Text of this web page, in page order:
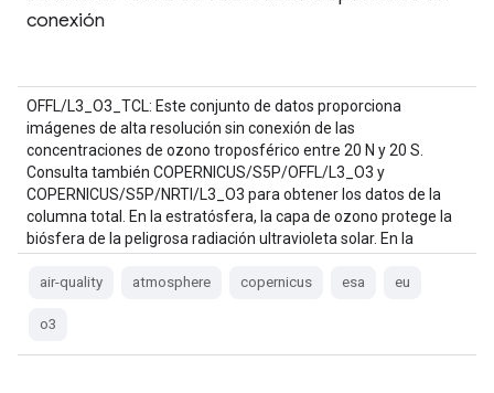
conexión
OFFL/L3_O3_TCL: Este conjunto de datos proporciona
imágenes de alta resolución sin conexión de las
concentraciones de ozono troposférico entre 20 N y 20 S.
Consulta también COPERNICUS/S5P/OFFL/L3_O3 y
COPERNICUS/S5P/NRTI/L3_O3 para obtener los datos de la
columna total. En la estratósfera, la capa de ozono protege la
biósfera de la peligrosa radiación ultravioleta solar. En la
air-quality atmosphere copernicus esa eu
o3